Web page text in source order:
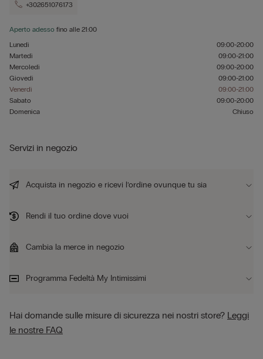
+302651076173
Aperto adesso fino alle 21:00
Lunedì
09:00-20:00
Martedì
09:00-21:00
Mercoledì
09:00-20:00
Giovedì
09:00-21:00
Venerdì
09:00-21:00
Sabato
09:00-20:00
Domenica
Chiuso
Servizi in negozio
Acquista in negozio e ricevi l’ordine ovunque tu sia
Rendi il tuo ordine dove vuoi
Cambia la merce in negozio
Programma Fedeltà My Intimissimi
Hai domande sulle misure di sicurezza nei nostri store? Leggi
le nostre FAQ